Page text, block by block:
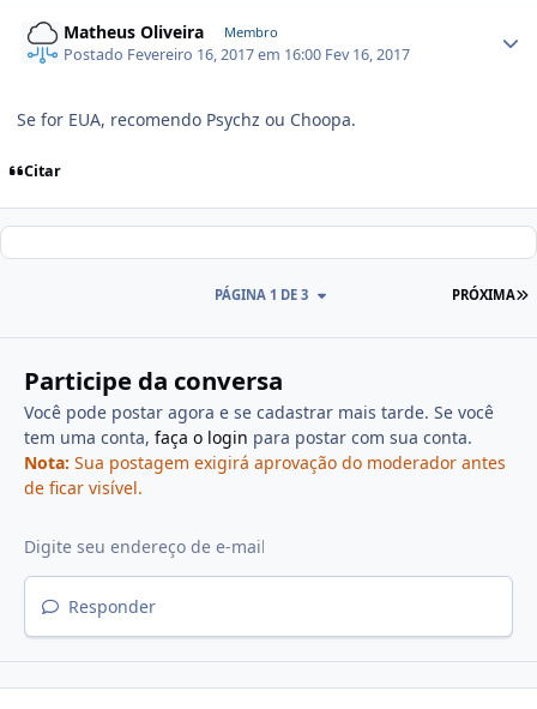
Matheus Oliveira Membro
Postado Fevereiro 16, 2017 em 16:00 Fev 16, 2017
Se for EUA, recomendo Psychz ou Choopa.
Citar
PRÓXIMA
PÁGINA 1 DE 3
Participe da conversa
Você pode postar agora e se cadastrar mais tarde. Se você
tem uma conta, faça o login para postar com sua conta.
Nota: Sua postagem exigirá aprovação do moderador antes
de ficar visível.
Responder